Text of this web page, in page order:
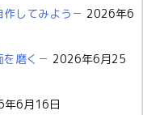
してみよう－ 2026年6
磨く－ 2026年6月25
年6月16日